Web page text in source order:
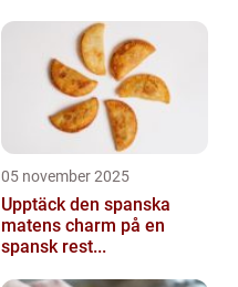
05 november 2025
Upptäck den spanska
matens charm på en
spansk rest...